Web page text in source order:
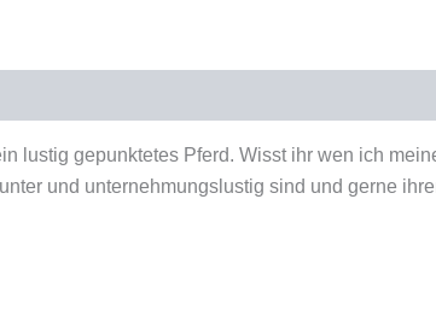
lustig gepunktetes Pferd. Wisst ihr wen ich
und unternehmungslustig sind und gerne